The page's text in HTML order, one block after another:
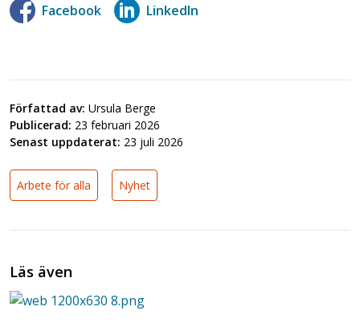
Facebook LinkedIn
Författad av: Ursula Berge
Publicerad: 23 februari 2026
Senast uppdaterat: 23 juli 2026
Arbete för alla Nyhet
Läs även